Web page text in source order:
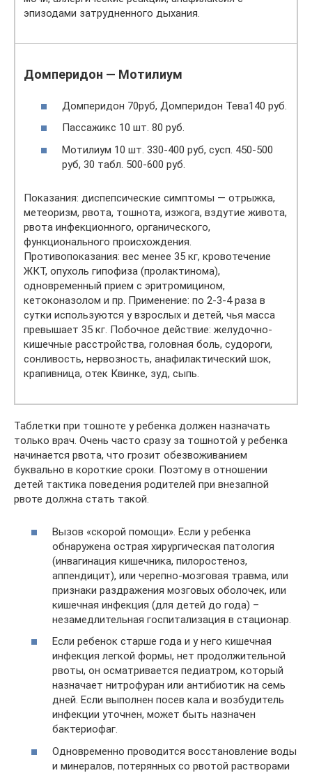
эпизодами затрудненного дыхания.
Домперидон — Мотилиум
Домперидон 70руб, Домперидон Тева140 руб.
Пассажикс 10 шт. 80 руб.
Мотилиум 10 шт. 330-400 руб, сусп. 450-500
руб, 30 табл. 500-600 руб.
Показания: диспепсические симптомы — отрыжка,
метеоризм, рвота, тошнота, изжога, вздутие живота,
рвота инфекционного, органического,
функционального происхождения.
Противопоказания: вес менее 35 кг, кровотечение
ЖКТ, опухоль гипофиза (пролактинома),
одновременный прием с эритромицином,
кетоконазолом и пр. Применение: по 2-3-4 раза в
сутки используются у взрослых и детей, чья масса
превышает 35 кг. Побочное действие: желудочно-
кишечные расстройства, головная боль, судороги,
сонливость, нервозность, анафилактический шок,
крапивница, отек Квинке, зуд, сыпь.
Таблетки при тошноте у ребенка должен назначать
только врач. Очень часто сразу за тошнотой у ребенка
начинается рвота, что грозит обезвоживанием
буквально в короткие сроки. Поэтому в отношении
детей тактика поведения родителей при внезапной
рвоте должна стать такой.
Вызов «скорой помощи». Если у ребенка
обнаружена острая хирургическая патология
(инвагинация кишечника, пилоростеноз,
аппендицит), или черепно-мозговая травма, или
признаки раздражения мозговых оболочек, или
кишечная инфекция (для детей до года) –
незамедлительная госпитализация в стационар.
Если ребенок старше года и у него кишечная
инфекция легкой формы, нет продолжительной
рвоты, он осматривается педиатром, который
назначает нитрофуран или антибиотик на семь
дней. Если выполнен посев кала и возбудитель
инфекции уточнен, может быть назначен
бактериофаг.
Одновременно проводится восстановление воды
и минералов, потерянных со рвотой растворами